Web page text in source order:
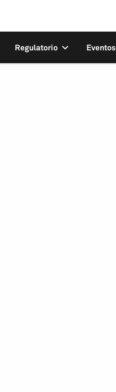
Regulatorio Eventos